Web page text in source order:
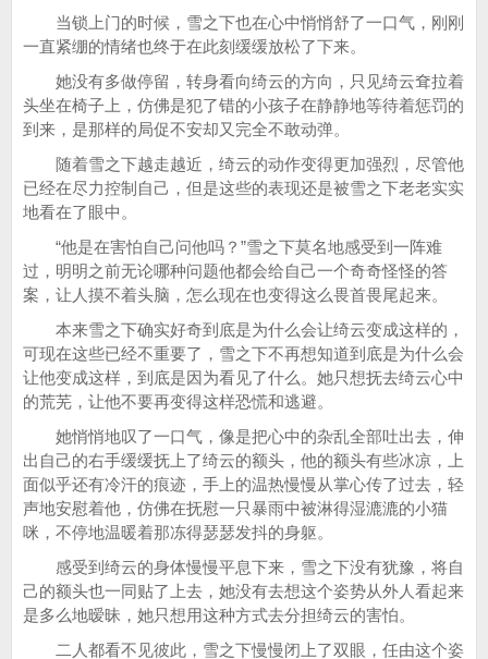
当锁上门的时候，雪之下也在心中悄悄舒了一口气，刚刚
一直紧绷的情绪也终于在此刻缓缓放松了下来。
她没有多做停留，转身看向绮云的方向，只见绮云耷拉着
头坐在椅子上，仿佛是犯了错的小孩子在静静地等待着惩罚的
到来，是那样的局促不安却又完全不敢动弹。
随着雪之下越走越近，绮云的动作变得更加强烈，尽管他
已经在尽力控制自己，但是这些的表现还是被雪之下老老实实
地看在了眼中。
“他是在害怕自己问他吗？”雪之下莫名地感受到一阵难
过，明明之前无论哪种问题他都会给自己一个奇奇怪怪的答
案，让人摸不着头脑，怎么现在也变得这么畏首畏尾起来。
本来雪之下确实好奇到底是为什么会让绮云变成这样的，
可现在这些已经不重要了，雪之下不再想知道到底是为什么会
让他变成这样，到底是因为看见了什么。她只想抚去绮云心中
的荒芜，让他不要再变得这样恐慌和逃避。
她悄悄地叹了一口气，像是把心中的杂乱全部吐出去，伸
出自己的右手缓缓抚上了绮云的额头，他的额头有些冰凉，上
面似乎还有冷汗的痕迹，手上的温热慢慢从掌心传了过去，轻
声地安慰着他，仿佛在抚慰一只暴雨中被淋得湿漉漉的小猫
咪，不停地温暖着那冻得瑟瑟发抖的身躯。
感受到绮云的身体慢慢平息下来，雪之下没有犹豫，将自
己的额头也一同贴了上去，她没有去想这个姿势从外人看起来
是多么地暧昧，她只想用这种方式去分担绮云的害怕。
二人都看不见彼此，雪之下慢慢闭上了双眼，任由这个姿